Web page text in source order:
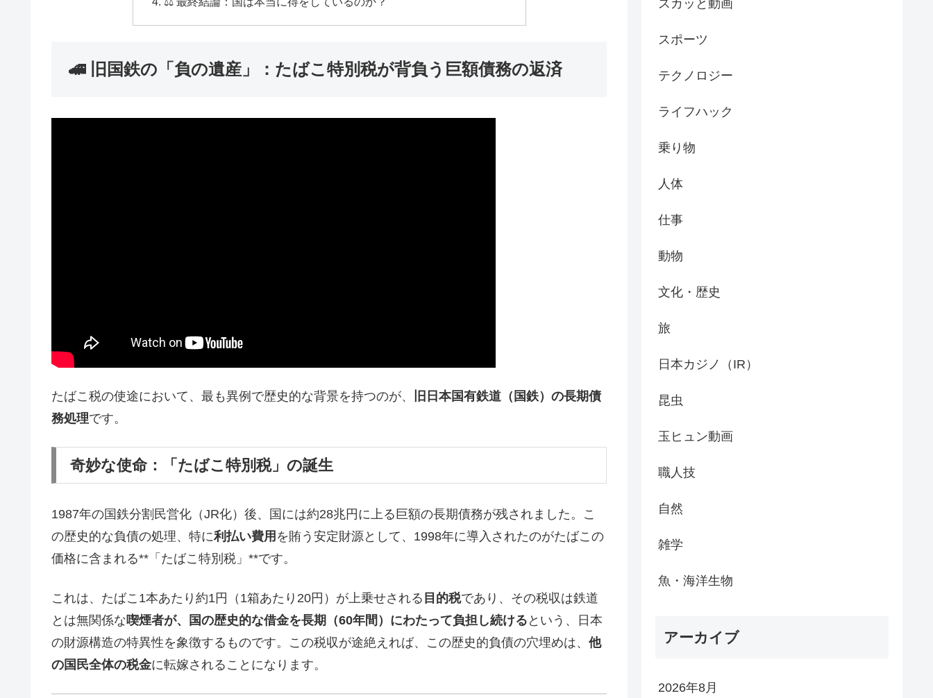
🚄 旧国鉄の「負の遺産」：たばこ特別税が背負う巨額債務の返済
たばこ税の使途において、最も異例で歴史的な背景を持つのが、
旧日本国有鉄道（国鉄）の長期債
務処理です。
奇妙な使命：「たばこ特別税」の誕生
1987年の国鉄分割民営化（JR化）後、国には約28兆円に上る巨額の長期債務が残されました。こ
の歴史的な負債の処理、特に利払い費用 を賄う安定財源として、1998年に導入されたのがたばこの
価格に含まれる**「たばこ特別税」**です。
これは、たばこ1本あたり約1円（1箱あたり20円）が上乗せされる 目的税であり、その税収は鉄道
とは無関係な喫煙者が、国の歴史的な借金を長期（60年間）にわたって負担し続ける という、日本
の財源構造の特異性を象徴するものです。この税収が途絶えれば、この歴史的負債の穴埋めは、 他
の国民全体の税金に転嫁されることになります。
スカッと動画
スポーツ
テクノロジー
ライフハック
乗り物
人体
仕事
動物
文化・歴史
旅
日本カジノ（IR）
昆虫
玉ヒュン動画
職人技
自然
雑学
魚・海洋生物
アーカイブ
2026年8月